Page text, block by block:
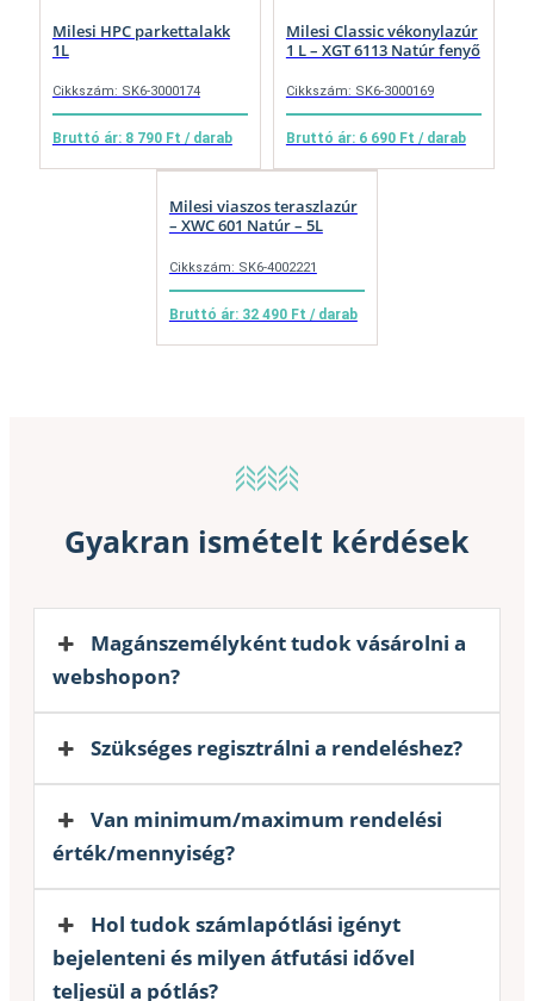
Milesi HPC parkettalakk
1L
Cikkszám: SK6-3000174
Bruttó ár: 8 790 Ft / darab
Milesi Classic vékonylazúr
1 L – XGT 6113 Natúr fenyő
Cikkszám: SK6-3000169
Bruttó ár: 6 690 Ft / darab
Milesi viaszos teraszlazúr
– XWC 601 Natúr – 5L
Cikkszám: SK6-4002221
Bruttó ár: 32 490 Ft / darab
Gyakran ismételt kérdések
Magánszemélyként tudok vásárolni a
webshopon?
Szükséges regisztrálni a rendeléshez?
Van minimum/maximum rendelési
érték/mennyiség?
Hol tudok számlapótlási igényt
bejelenteni és milyen átfutási idővel
teljesül a pótlás?